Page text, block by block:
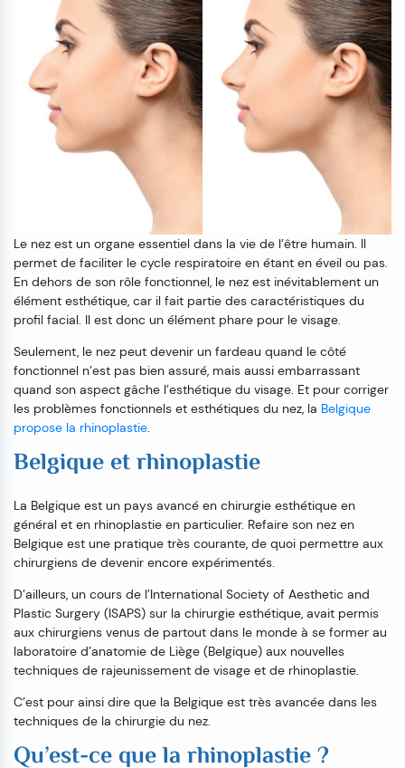
Le nez est un organe essentiel dans la vie de l’être humain. Il
permet de faciliter le cycle respiratoire en étant en éveil ou pas.
En dehors de son rôle fonctionnel, le nez est inévitablement un
élément esthétique, car il fait partie des caractéristiques du
profil facial. Il est donc un élément phare pour le visage.
Seulement, le nez peut devenir un fardeau quand le côté
fonctionnel n’est pas bien assuré, mais aussi embarrassant
quand son aspect gâche l’esthétique du visage. Et pour corriger
les problèmes fonctionnels et esthétiques du nez, la Belgique
propose la rhinoplastie.
Belgique et rhinoplastie
La Belgique est un pays avancé en chirurgie esthétique en
général et en rhinoplastie en particulier. Refaire son nez en
Belgique est une pratique très courante, de quoi permettre aux
chirurgiens de devenir encore expérimentés.
D’ailleurs, un cours de l’International Society of Aesthetic and
Plastic Surgery (ISAPS) sur la chirurgie esthétique, avait permis
aux chirurgiens venus de partout dans le monde à se former au
laboratoire d’anatomie de Liège (Belgique) aux nouvelles
techniques de rajeunissement de visage et de rhinoplastie.
C’est pour ainsi dire que la Belgique est très avancée dans les
techniques de la chirurgie du nez.
Qu’est-ce que la rhinoplastie ?